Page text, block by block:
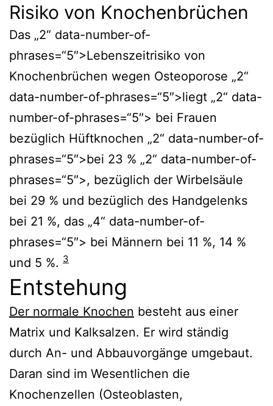
Risiko von Knochenbrüchen
Das „2“ data-number-of-
phrases=“5″>Lebenszeitrisiko von
Knochenbrüchen wegen Osteoporose „2“
data-number-of-phrases=“5″>liegt „2“ data-
number-of-phrases=“5″> bei Frauen
bezüglich Hüftknochen „2“ data-number-of-
phrases=“5″>bei 23 % „2“ data-number-of-
phrases=“5″>, bezüglich der Wirbelsäule
bei 29 % und bezüglich des Handgelenks
bei 21 %, das „4“ data-number-of-
phrases=“5″> bei Männern bei 11 %, 14 %
und 5 %. 3
Entstehung
Der normale Knochen besteht aus einer
Matrix und Kalksalzen. Er wird ständig
durch An- und Abbauvorgänge umgebaut.
Daran sind im Wesentlichen die
Knochenzellen (Osteoblasten,